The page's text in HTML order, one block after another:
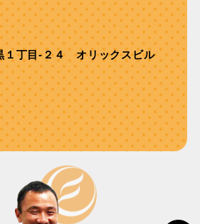
１丁目-２４ オリックスビル